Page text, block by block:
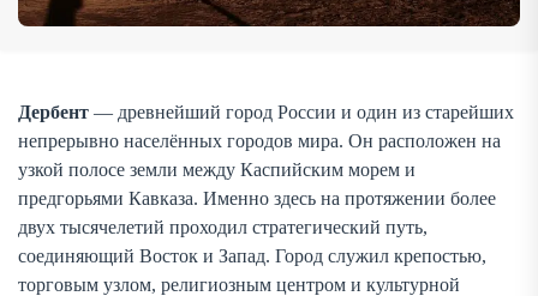
Дербент — древнейший город России и один из старейших
непрерывно населённых городов мира. Он расположен на
узкой полосе земли между Каспийским морем и
предгорьями Кавказа. Именно здесь на протяжении более
двух тысячелетий проходил стратегический путь,
соединяющий Восток и Запад. Город служил крепостью,
торговым узлом, религиозным центром и культурной